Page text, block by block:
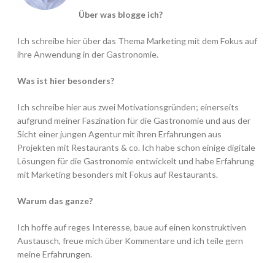
Über was blogge ich?
Ich schreibe hier über das Thema Marketing mit dem Fokus auf
ihre Anwendung in der Gastronomie.
Was ist hier besonders?
Ich schreibe hier aus zwei Motivationsgründen; einerseits
aufgrund meiner Faszination für die Gastronomie und aus der
Sicht einer jungen Agentur mit ihren Erfahrungen aus
Projekten mit Restaurants & co. Ich habe schon einige digitale
Lösungen für die Gastronomie entwickelt und habe Erfahrung
mit Marketing besonders mit Fokus auf Restaurants.
Warum das ganze?
Ich hoffe auf reges Interesse, baue auf einen konstruktiven
Austausch, freue mich über Kommentare und ich teile gern
meine Erfahrungen.